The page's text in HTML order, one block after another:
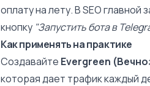
оплату на лету. В SEO
кнопку "Запустить бота в
Как применять на практике
Создавайте Evergreen
которая дает трафик каждый